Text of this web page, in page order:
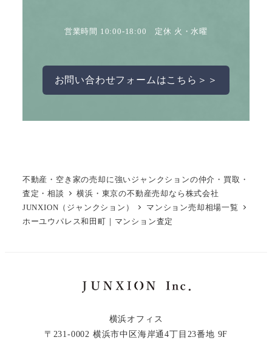
営業時間 10:00-18:00 定休 火・水曜
お問い合わせフォームはこちら＞＞
不動産・空き家の売却に強いジャンクションの仲介・買取・
査定・相談
横浜・東京の不動産売却なら株式会社
JUNXION（ジャンクション）
マンション売却相場一覧
ホーユウパレス和田町｜マンション査定
横浜オフィス
〒231-0002 横浜市中区海岸通4丁目23番地 9F